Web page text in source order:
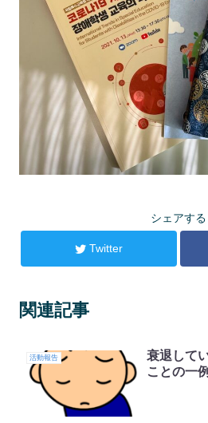
シェアする
Twitter
関連記事
活動報告
衰退して
ことの一例